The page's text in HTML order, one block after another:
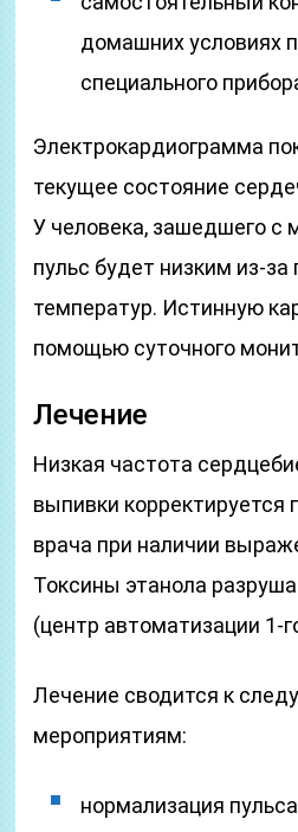
домашних условиях
специального
Электрокардиограмма
текущее состояние
У человека, зашедшего с
пульс будет низким из-за
температур. Истинную
помощью суточного
Лечение
Низкая частота
выпивки корректируется
врача при наличии
Токсины этанола
(центр автоматизации 1-
Лечение сводится к
мероприятиям:
нормализация